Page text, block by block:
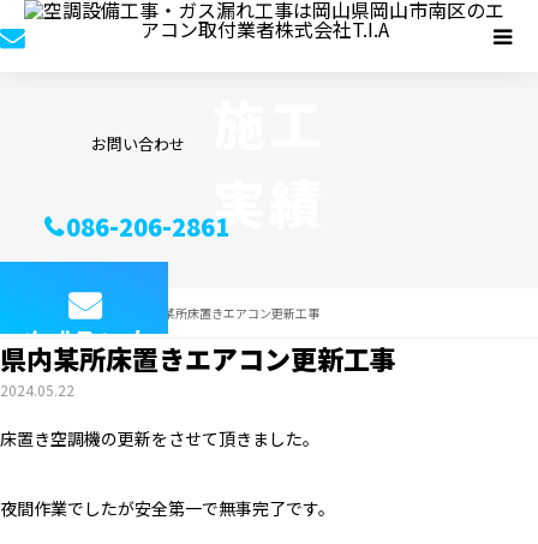
お問い合わせ
086-206-2861
メールフォーム
実績
施工実績 県内某所床置きエアコン更新工事
県内某所床置きエアコン更新工事
2024.05.22
床置き空調機の更新をさせて頂きました。
夜間作業でしたが安全第一で無事完了です。